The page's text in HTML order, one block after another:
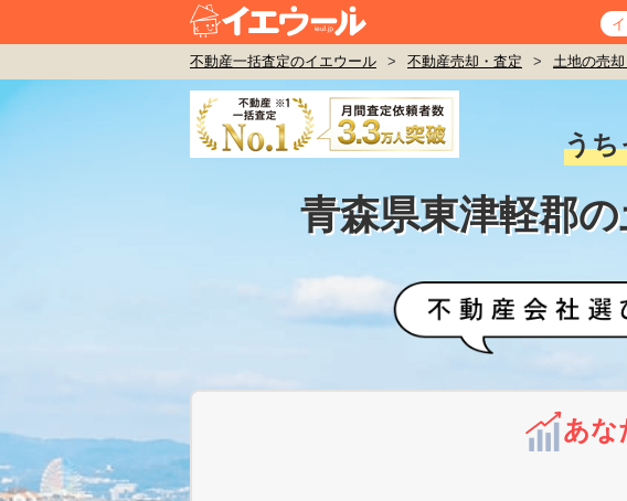
不動産一括査定のイエウール > 不動産売却・査定 > 土地の売
うち
青森県東津軽郡
あな